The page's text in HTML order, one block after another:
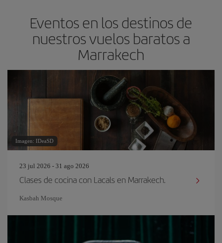
Eventos en los destinos de
nuestros vuelos baratos a
Marrakech
Imagen: IDeaSD
23 jul 2026 - 31 ago 2026
Clases de cocina con Lacals en Marrakech.
Kasbah Mosque